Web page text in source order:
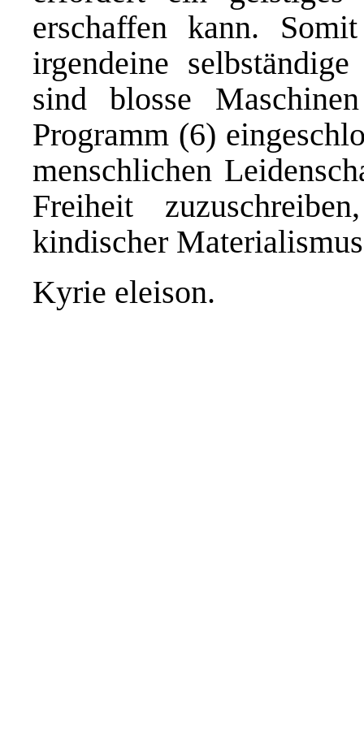
erschaffen kann.
irgendeine
sind blosse
Programm (6)
menschlichen
Freiheit
kindischer
Kyrie eleison.